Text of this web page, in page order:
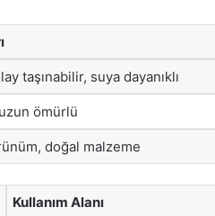
taşınabilir, suya dayanıklı
uzun ömürlü
doğal malzeme
Kullanım Alanı